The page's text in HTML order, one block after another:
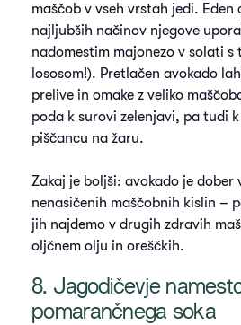
maščob v vseh vrstah jedi. Eden
najljubših načinov njegove
nadomestim majonezo v solati s
lososom!). Pretlačen avokado
prelive in omake z veliko
poda k surovi zelenjavi, pa tudi
piščancu na žaru.
Zakaj je boljši: avokado je dober
nenasičenih maščobnih kislin –
jih najdemo v drugih zdravih
oljčnem olju in oreščkih.
8. Jagodičevje
pomarančnega soka